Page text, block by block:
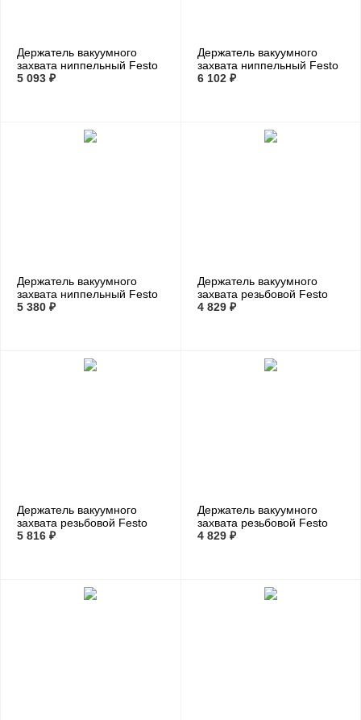
Держатель вакуумного
захвата ниппельный Festo
ESH-HC-3-PK
5 093 ₽
Держатель вакуумного
захвата ниппельный Festo
ESH-HCL-4-PK
6 102 ₽
Держатель вакуумного
захвата ниппельный Festo
ESH-HD-4-PK
5 380 ₽
Держатель вакуумного
захвата резьбовой Festo
ESH-HA-5-G
4 829 ₽
Держатель вакуумного
захвата резьбовой Festo
ESH-HA-6-G
5 816 ₽
Держатель вакуумного
захвата резьбовой Festo
ESH-HB-5-G
4 829 ₽